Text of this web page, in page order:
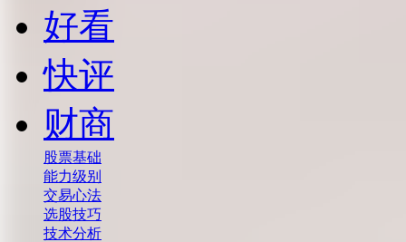
好看
快评
财商
股票基础
能力级别
交易心法
选股技巧
技术分析